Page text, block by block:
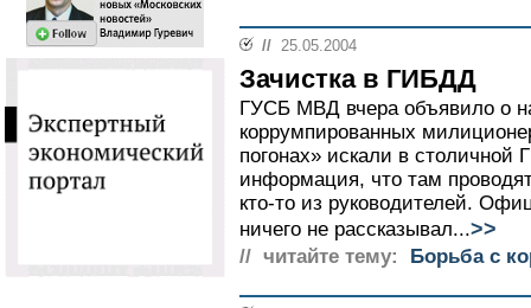
// 25.05.2004
Зачистка в ГИБДД
ГУСБ МВД вчера объявило о
коррумпированных
погонах» искали в
информация, что там
кто-то из руководителей.
ничего не рассказывал...>>
// читайте тему: Борьба с